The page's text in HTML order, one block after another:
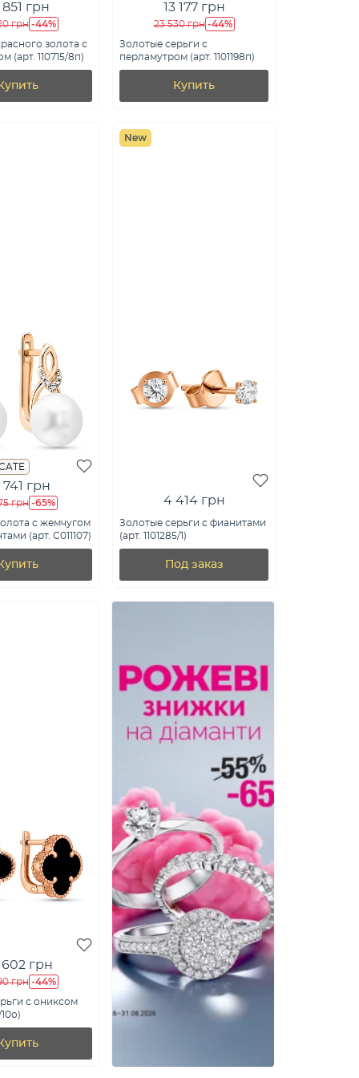
851 грн
грн -44%
золота с
(арт. 110715/8п)
13 177 грн
23 530 грн -44%
Золотые серьги с
перламутром (арт. 1101198п)
Купить
741 грн
грн -65%
с жемчугом
(арт. С011107)
New
4 414 грн
Золотые серьги с фианитами
(арт. 1101285/1)
Под заказ
грн
грн -44%
с ониксом
10о)